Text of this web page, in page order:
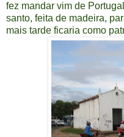
fez mandar vim de
santo, feita de madeira,
mais tarde ficaria como